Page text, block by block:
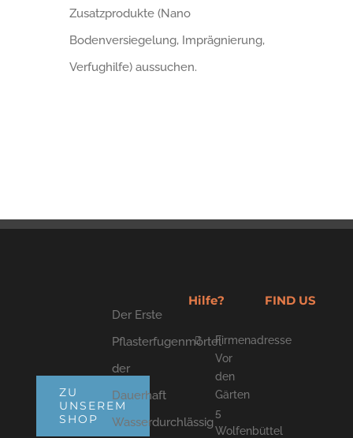
Zusatzprodukte (Nano
Bodenversiegelung, Imprägnierung,
Verfughilfe) aussuchen.
ZU
UNSEREM
SHOP
Der Erste
Pflasterfugenmörtel
der
Dauerhaft
Wasserdurchlässig
Hilfe?
Firmenadresse
Vor
den
Gärten
5
Wolfenbüttel
FIND US